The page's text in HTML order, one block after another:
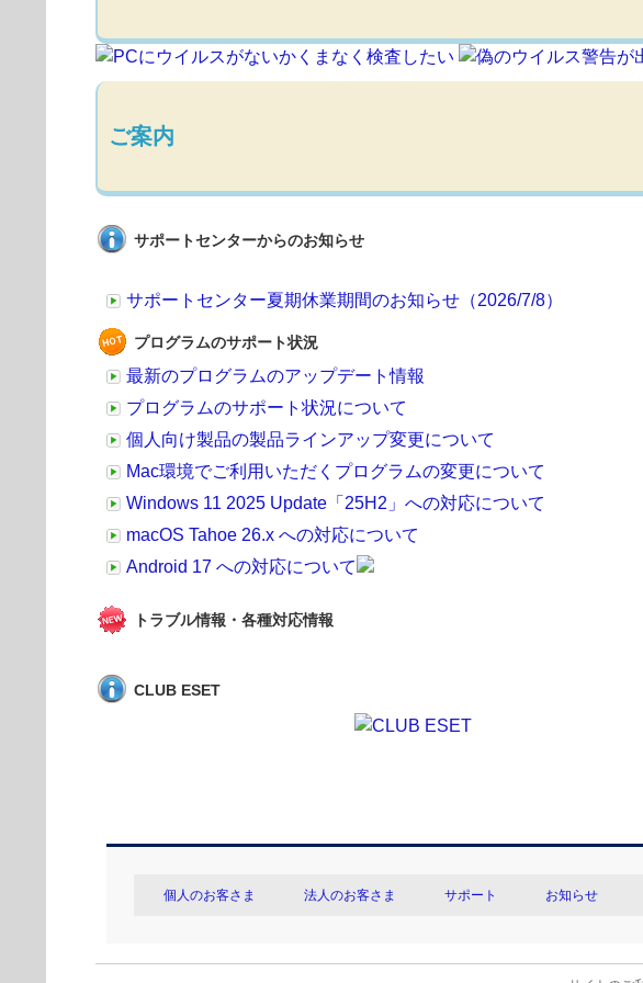
ご案内
サポートセンターからのお知らせ
サポートセンター夏期休業期間のお知らせ（2026/7/8）
プログラムのサポート状況
最新のプログラムのアップデート情報
プログラムのサポート状況について
個人向け製品の製品ラインアップ変更について
Mac環境でご利用いただくプログラムの変更について
Windows 11 2025 Update「25H2」への対応について
macOS Tahoe 26.x への対応について
Android 17 への対応について
トラブル情報・各種対応情報
CLUB ESET
個人のお客さま 法人のお客さま サポート お知らせ